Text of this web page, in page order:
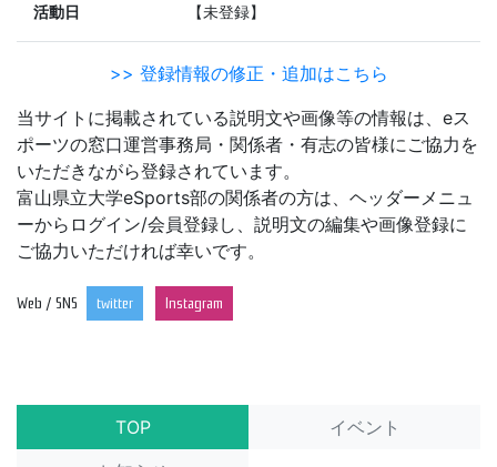
活動日 【未登録】
>> 登録情報の修正・追加はこちら
当サイトに掲載されている説明文や画像等の情報は、eス
ポーツの窓口運営事務局・関係者・有志の皆様にご協力を
いただきながら登録されています。
富山県立大学eSports部の関係者の方は、ヘッダーメニュ
ーからログイン/会員登録し、説明文の編集や画像登録に
ご協力いただければ幸いです。
Web / SNS twitter Instagram
TOP
イベント